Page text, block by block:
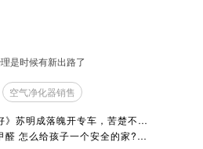
是时候有新出路了
空气净化器销售
【凡斯除甲醛】《都挺好》苏明成落魄开专车，苦楚不止没钱这一条！
【凡斯除甲醛】除不掉甲醛 怎么给孩子一个安全的家?请为孩子看完！